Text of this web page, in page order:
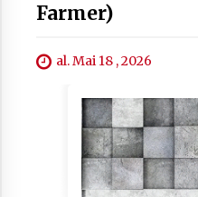
Berria
2021/
Hala
Farmer)
al. Mai 18 , 2026